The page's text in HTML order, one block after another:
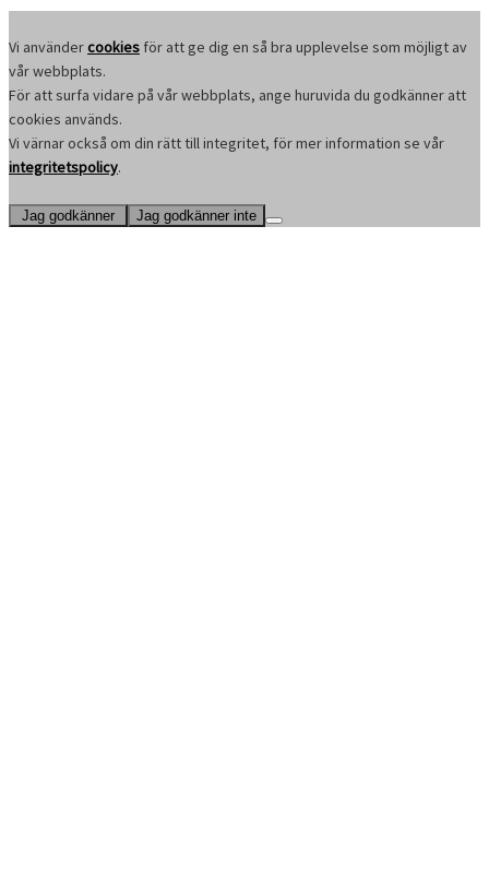
Vi användercookies för att ge dig en så bra upplevelse som möjligt av
vår webbplats.
För att surfa vidare på vår webbplats, ange huruvida du godkänner att
cookies används.
Vi värnar också om din rätt till integritet, för mer information se vår
integritetspolicy.
Jag godkänner Jag godkänner inte